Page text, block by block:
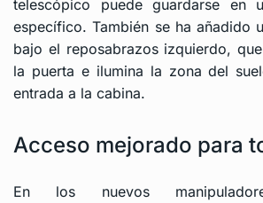
telescópico puede guardarse en
específico. También se ha añadido
bajo el reposabrazos izquierdo,
la puerta e ilumina la zona del
entrada a la cabina.
Acceso mejorado para
En los nuevos